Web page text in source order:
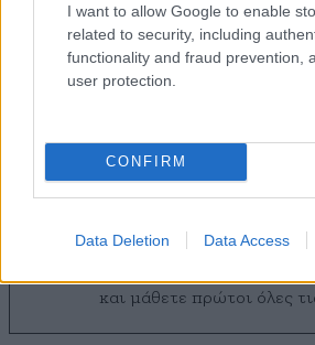
I want to allow Google to enable
related to security, including
functionality and fraud prevention,
user protection.
CONFIRM
Data Deletion Data Access
και μάθετε πρώτοι όλες